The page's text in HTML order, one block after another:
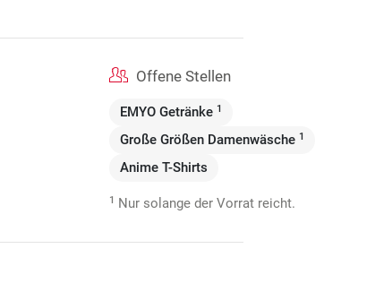
Offene Stellen
EMYO Getränke 1
Große Größen Damenwäsche 1
Anime T-Shirts
1 Nur solange der Vorrat reicht.